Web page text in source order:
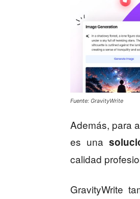
Fuente: GravityWrite
Además, para
es una
calidad
GravityWrite